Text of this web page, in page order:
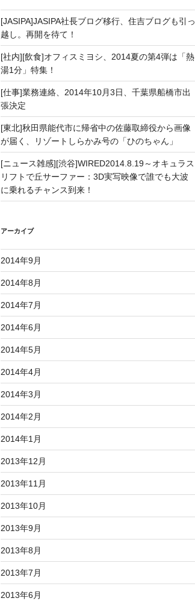
[JASIPA]JASIPA社長ブログ移行、住吉ブログも引っ
越し。再開を待て！
[社内][飲食]オフィスミヨシ、2014夏の第4弾は「熱
湯1分」特集！
[仕事]業務連絡、2014年10月3日、千葉県船橋市出
張決定
[東北]秋田県能代市に帰省中の佐藤取締役から画像
が届く、リゾートしらかみ号の「ひのちゃん」
[ニュース雑感][渋谷]WIRED2014.8.19～オキュラス
リフトで丘サーファー：3D実写映像で誰でも大波
に乗れるチャンス到来！
アーカイブ
2014年9月
2014年8月
2014年7月
2014年6月
2014年5月
2014年4月
2014年3月
2014年2月
2014年1月
2013年12月
2013年11月
2013年10月
2013年9月
2013年8月
2013年7月
2013年6月